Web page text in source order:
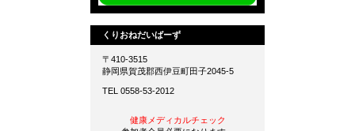
くりおねだいばーず
〒410-3515
静岡県賀茂郡西伊豆町田子2045-5
TEL 0558-53-2012
健康メディカルチェック